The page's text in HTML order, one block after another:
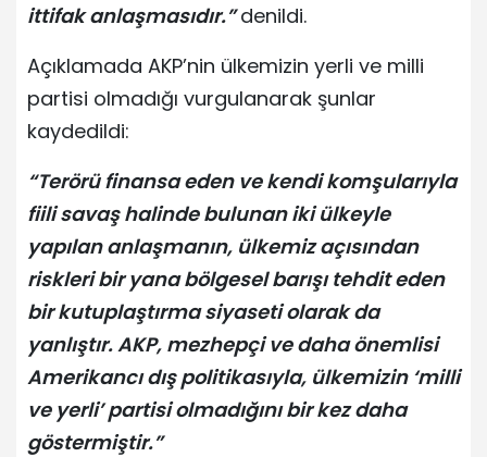
ittifak anlaşmasıdır.” denildi.
Açıklamada AKP’nin ülkemizin yerli ve milli
partisi olmadığı vurgulanarak şunlar
kaydedildi:
“Terörü finansa eden ve kendi komşularıyla
fiili savaş halinde bulunan iki ülkeyle
yapılan anlaşmanın, ülkemiz açısından
riskleri bir yana bölgesel barışı tehdit eden
bir kutuplaştırma siyaseti olarak da
yanlıştır. AKP, mezhepçi ve daha önemlisi
Amerikancı dış politikasıyla, ülkemizin ‘milli
ve yerli’ partisi olmadığını bir kez daha
göstermiştir.”